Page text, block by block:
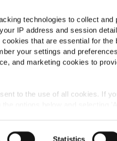
technologies to collect and
IP address and session
that are essential for the
your settings and
and marketing cookies to
to the use of all cookies. If
in the footer of the page.
Statistics
engagent
McCain® Foods Limited | All rights